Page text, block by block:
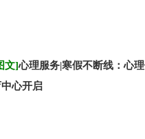
文]心理服务|寒假不断线：心
心开启